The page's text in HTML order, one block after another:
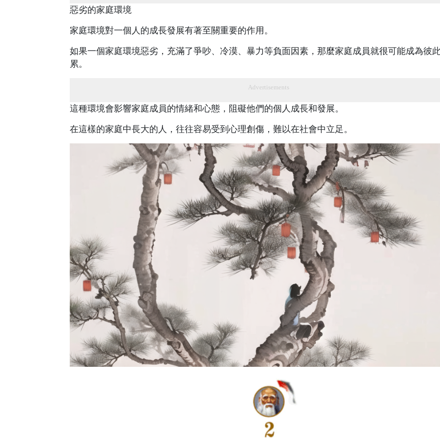
惡劣的家庭環境
家庭環境對一個人的成長發展有著至關重要的作用。
如果一個家庭環境惡劣，充滿了爭吵、冷漠、暴力等負面因素，那麼家庭成員就很可能成為彼
累。
Advertisements
這種環境會影響家庭成員的情緒和心態，阻礙他們的個人成長和發展。
在這樣的家庭中長大的人，往往容易受到心理創傷，難以在社會中立足。